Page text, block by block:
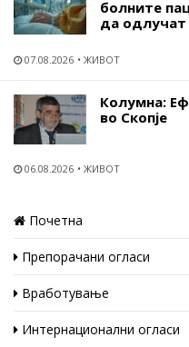
болните
да одлучат
07.08.2026 ЖИВОТ
Колумна:
во Скопје
06.08.2026 ЖИВОТ
Почетна
Препорачани огласи
Вработување
Интернационални огласи